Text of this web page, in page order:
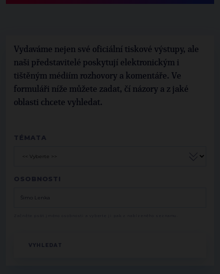
Vydaváme nejen své oficiální tiskové výstupy, ale
naši představitelé poskytují elektronickým i
tištěným médiím rozhovory a komentáře. Ve
formuláři níže můžete zadat, čí názory a z jaké
oblasti chcete vyhledat.
TÉMATA
OSOBNOSTI